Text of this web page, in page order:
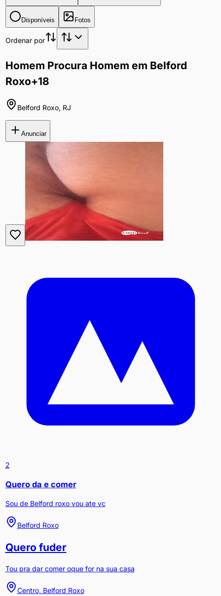
Disponíveis Fotos
Ordenar por
Homem Procura Homem em Belford
Roxo+18
Belford Roxo, RJ
Anunciar
2
Quero da e comer
Sou de Belford roxo vou ate vc
Belford Roxo
Quero fuder
Tou pra dar comer oque for na sua casa
Centro, Belford Roxo